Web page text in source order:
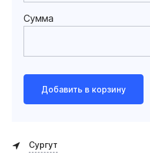
Сумма
Добавить в корзину
Сургут